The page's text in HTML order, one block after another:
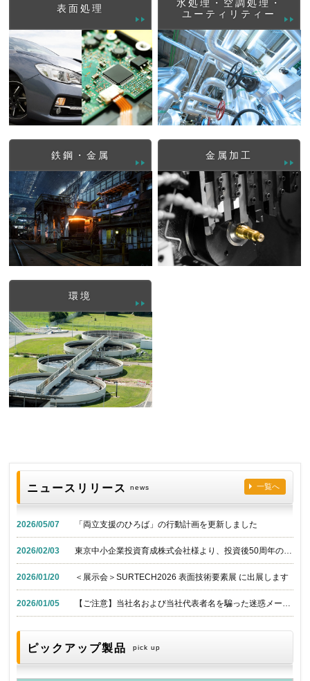
表面処理
水処理・空調処理・
ユーティリティー
鉄鋼・金属 金属加工
環境
ニュースリリース news 一覧へ
2026/05/07 「両立支援のひろば」の行動計画を更新しました
2026/02/03
2026/01/20 ＜展示会＞SURTECH2026 表面技術要素展 に出展します
2026/01/05
ピックアップ製品 pick up